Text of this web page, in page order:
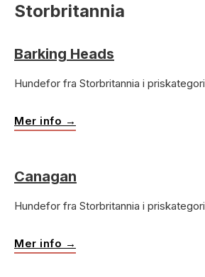
Storbritannia
Barking Heads
Hundefor fra Storbritannia i priskategori
Mer info →
Canagan
Hundefor fra Storbritannia i priskategori
Mer info →